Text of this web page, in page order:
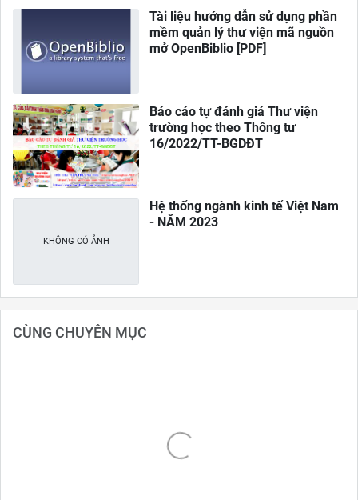
Tài liệu hướng dẫn sử dụng phần
mềm quản lý thư viện mã nguồn
mở OpenBiblio [PDF]
Báo cáo tự đánh giá Thư viện
trường học theo Thông tư
16/2022/TT-BGDĐT
Hệ thống ngành kinh tế Việt Nam
- NĂM 2023
CÙNG CHUYÊN MỤC